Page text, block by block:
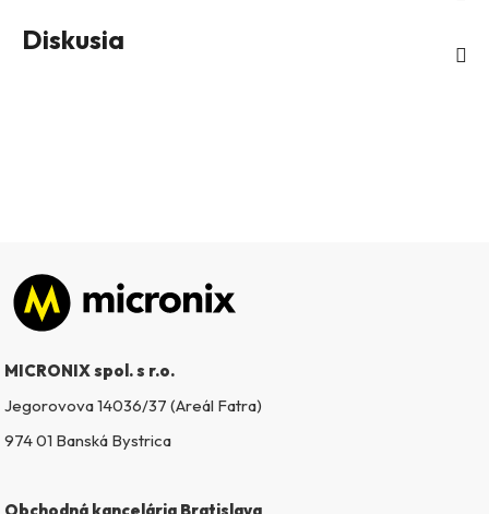
Diskusia
Zápätie
MICRONIX spol. s r.o.
Jegorovova 14036/37 (Areál Fatra)
974 01 Banská Bystrica